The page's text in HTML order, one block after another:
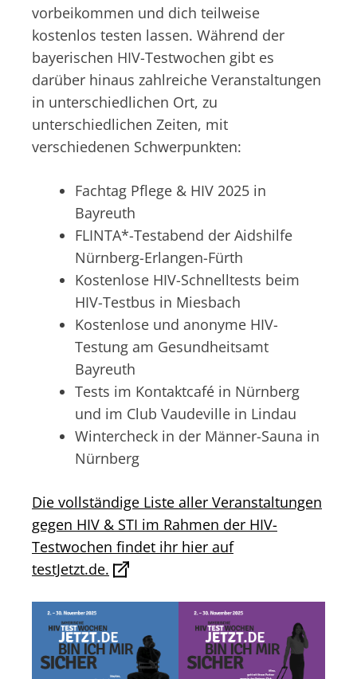
vorbeikommen und dich teilweise
kostenlos testen lassen. Während der
bayerischen HIV-Testwochen gibt es
darüber hinaus zahlreiche Veranstaltungen
in unterschiedlichen Ort, zu
unterschiedlichen Zeiten, mit
verschiedenen Schwerpunkten:
Fachtag Pflege & HIV 2025 in
Bayreuth
FLINTA*-Testabend der Aidshilfe
Nürnberg-Erlangen-Fürth
Kostenlose HIV-Schnelltests beim
HIV-Testbus in Miesbach
Kostenlose und anonyme HIV-
Testung am Gesundheitsamt
Bayreuth
Tests im Kontaktcafé in Nürnberg
und im Club Vaudeville in Lindau
Wintercheck in der Männer-Sauna in
Nürnberg
Die vollständige Liste aller Veranstaltungen
gegen HIV & STI im Rahmen der HIV-
Testwochen findet ihr hier auf
testJetzt.de.